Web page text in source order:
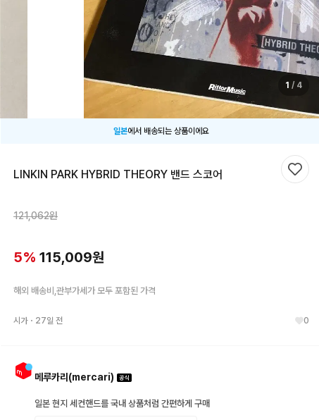
1 / 4
일본에서 배송되는 상품이에요
LINKIN PARK HYBRID THEORY 밴드 스코어
121,062원
5% 115,009원
해외 배송비,관부가세가 모두 포함된 가격
시가・ 27일 전 0
메루카리(mercari)
일본 현지 세컨핸드를 국내 상품처럼 간편하게 구매
찜하